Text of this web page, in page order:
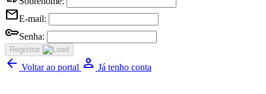
mailE-mail:
keySenha:
Registrar
arrow_back Voltar ao portal Person Já tenho conta